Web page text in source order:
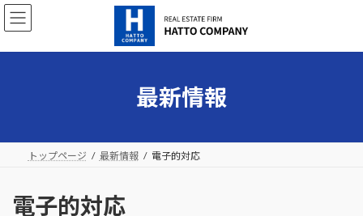
コ
ン
ン
ナ
ビ
ー
最新情報
トップページ 最新情報 電子的対応
電子的対応